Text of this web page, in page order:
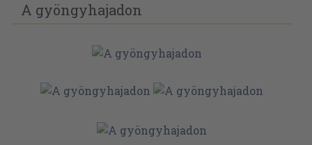
A gyöngyhajadon